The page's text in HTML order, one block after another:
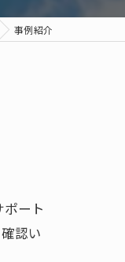
事例紹介
ート
認い